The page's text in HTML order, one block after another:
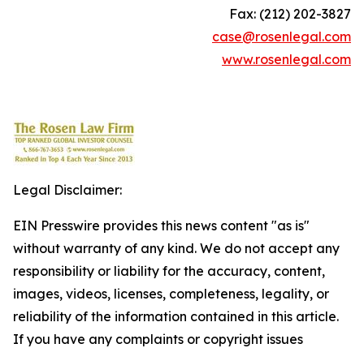
Fax: (212) 202-3827
case@rosenlegal.com
www.rosenlegal.com
Legal Disclaimer:
EIN Presswire provides this news content "as is"
without warranty of any kind. We do not accept any
responsibility or liability for the accuracy, content,
images, videos, licenses, completeness, legality, or
reliability of the information contained in this article.
If you have any complaints or copyright issues